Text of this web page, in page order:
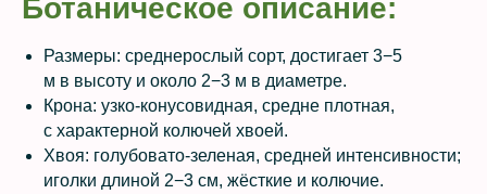
Ботаническое описание:
Размеры: среднерослый сорт, достигает 3−5
м в высоту и около 2−3 м в диаметре.
Крона: узко-конусовидная, средне плотная,
с характерной колючей хвоей.
Хвоя: голубовато-зеленая, средней интенсивности;
иголки длиной 2−3 см, жёсткие и колючие.